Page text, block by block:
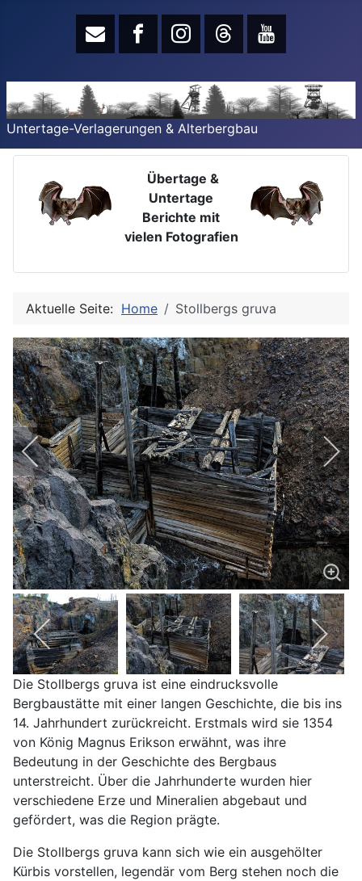
Untertage-Verlagerungen & Alterbergbau
Übertage &
Untertage
Berichte mit
vielen Fotografien
Aktuelle Seite: Home Stollbergs gruva
Die Stollbergs gruva ist eine eindrucksvolle
Bergbaustätte mit einer langen Geschichte, die bis ins
14. Jahrhundert zurückreicht. Erstmals wird sie 1354
von König Magnus Erikson erwähnt, was ihre
Bedeutung in der Geschichte des Bergbaus
unterstreicht. Über die Jahrhunderte wurden hier
verschiedene Erze und Mineralien abgebaut und
gefördert, was die Region prägte.
Die Stollbergs gruva kann sich wie ein ausgehölter
Kürbis vorstellen, legendär vom Berg stehen noch die